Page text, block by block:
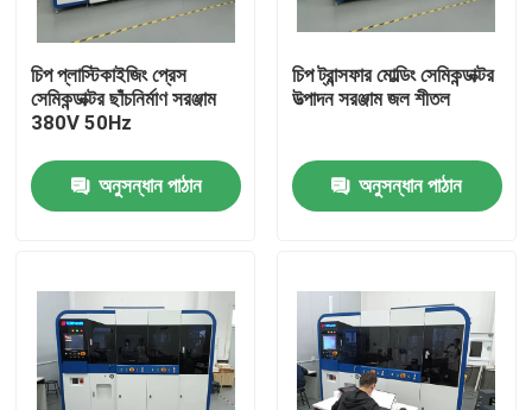
পণ্য
ভিডিও
চিপ প্লাস্টিকাইজিং প্রেস
সেমিকন্ডাক্টর ছাঁচনির্মাণ সরঞ্জাম
380V 50Hz
অনুসন্ধান পাঠান
চিপ ট্রান্সফার মোল্ডিং সেমিকন্ডাক্টর
উত্পাদন সরঞ্জাম জল শীতল
অনুসন্ধান পাঠান